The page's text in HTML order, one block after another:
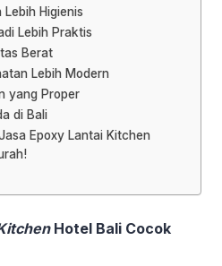
Higienis
Lebih Praktis
Berat
Lebih Modern
yang Proper
di Bali
Epoxy Lantai Kitchen
Hotel Bali Cocok